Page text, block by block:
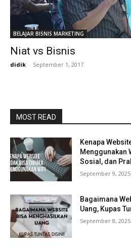
BELAJAR BISNIS MARKETING
Niat vs Bisnis
didik - September 1, 2017
MOST READ
Kenapa
Menggunakan
Sosial, dan
September 9, 2025
Bagaimana
Uang, Kupas
September 8, 2025